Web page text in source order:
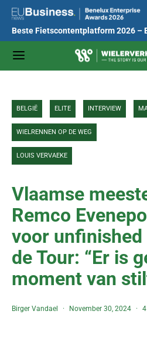
Beste Fietscontentplatform 2026 –
BELGIË ELITE INTERVIEW
WIELRENNEN OP DE WEG
LOUIS VERVAEKE
Vlaamse
Remco
voor unfinished
de Tour: “Er is
moment van
Birger Vandael November 30, 2024